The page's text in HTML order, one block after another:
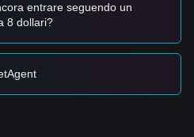
entrare seguendo un
8 dollari?